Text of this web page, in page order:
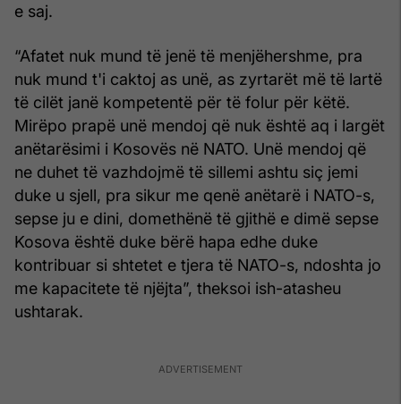
e saj.
“Afatet nuk mund të jenë të menjëhershme, pra
nuk mund t'i caktoj as unë, as zyrtarët më të lartë
të cilët janë kompetentë për të folur për këtë.
Mirëpo prapë unë mendoj që nuk është aq i largët
anëtarësimi i Kosovës në NATO. Unë mendoj që
ne duhet të vazhdojmë të sillemi ashtu siç jemi
duke u sjell, pra sikur me qenë anëtarë i NATO-s,
sepse ju e dini, domethënë të gjithë e dimë sepse
Kosova është duke bërë hapa edhe duke
kontribuar si shtetet e tjera të NATO-s, ndoshta jo
me kapacitete të njëjta”, theksoi ish-atasheu
ushtarak.